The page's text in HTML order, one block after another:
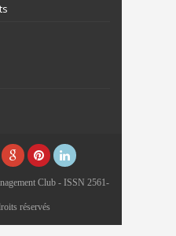
Club - ISSN 2561-
réservés